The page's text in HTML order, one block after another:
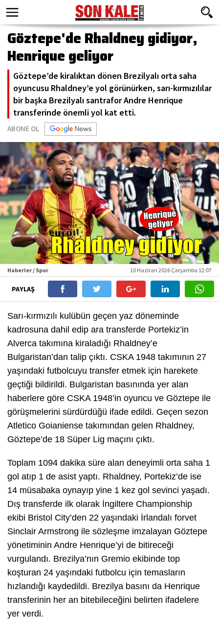
Göztepe'de Rhaldney gidiyor,
Henrique geliyor
Göztepe’de kiralıktan dönen Brezilyalı orta saha
oyuncusu Rhaldney’e yol görünürken, sarı-kırmızılılar
bir başka Brezilyalı santrafor Andre Henrique
transferinde önemli yol kat etti.
ABONE OL
Haberler / Spor 10 Haziran 2026 Çarşamba 12:07
PAYLAŞ
Sarı-kırmızılı kulübün geçen yaz döneminde
kadrosuna dahil edip ara transferde Portekiz’in
Alverca takımına kiraladığı Rhaldney’e
Bulgaristan’dan talip çıktı. CSKA 1948 takımının 27
yaşındaki futbolcuyu transfer etmek için harekete
geçtiği bildirildi. Bulgaristan basınında yer alan
haberlere göre CSKA 1948’in oyuncu ve Göztepe ile
görüşmelerini sürdürdüğü ifade edildi. Geçen sezon
Atletico Goianiense takımından gelen Rhaldney,
Göztepe’de 18 Süper Lig maçını çıktı.
Toplam 1094 dakika süre alan deneyimli orta saha 1
gol atıp 1 de asist yaptı. Rhaldney, Portekiz’de ise
14 müsabaka oynayıp yine 1 kez gol sevinci yaşadı.
Dış transferde ilk olarak İngiltere Championship
ekibi Bristol City’den 22 yaşındaki İrlandalı forvet
Sinclair Armstrong ile sözleşme imzalayan Göztepe
yönetiminin Andre Henrique’yi de bitireceği
vurgulandı. Brezilya’nın Gremio ekibinde top
koşturan 24 yaşındaki futbolcu için temasların
hızlandığı kaydedildi. Brezilya basını da Henrique
transferinin her an bitebileceğini belirten ifadelere
yer verdi.